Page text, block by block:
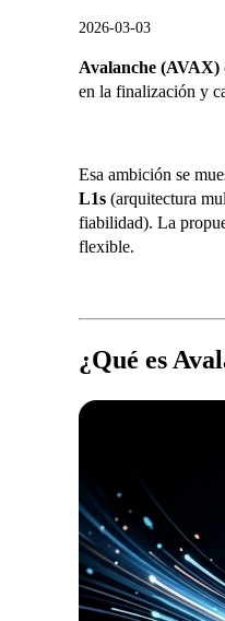
2026-03-03
Avalanche (AVAX)
en la finalización y
Esa ambición se
L1s (arquitectura
fiabilidad). La
flexible.
¿Qué es